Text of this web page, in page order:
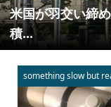
米国が羽交い締
積...
something slow but